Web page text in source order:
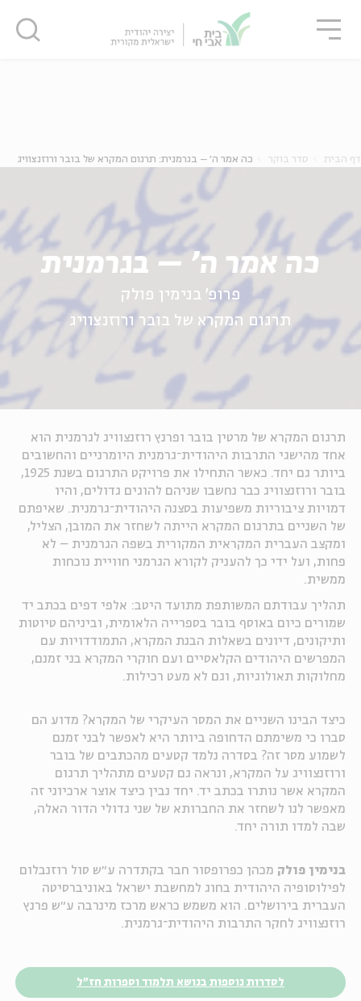
דף הבית
סדר בוקר כה אמר ה׳ – בגרמנית: תרגום המקרא של בובר ורוזנצוויג
כה אמר ה׳ – בגרמנית
פרופ' בנימין פולק
תרגום המקרא של בובר ורוזנצוויג
תרגום המקרא של מרטין בובר ופרנץ רוזנצוויג לגרמנית הוא
אחד מהישגי התרבות היהודית־גרמנית היומרניים והחשובים
ביותר גם יחד. כאשר התחילו את פרויקט התרגום בשנת 1925,
בובר ורוזנצוויג כבר נחשבו שניהם להוגים גדולים, והיו
דמויות ציבוריות משפיעות בסצנה היהודית־גרמנית. שאיפתם
של השניים בתרגום המקרא הייתה לשחזר את המובן, הצליל,
ומקצב העברית המקראית המקורית בשפה הגרמנית – לא
פחות, ועל ידי כך להעניק לקורא הגרמני חוויית נוכחות
ממשית.
תהליך עבודתם המשותפת מתועד היטב: אלפי דפים בכתב יד
שמורים כיום באוסף בובר בספרייה הלאומית, וביניהם טיוטות
ותיקונים, דיונים בשאלות הבנת המקרא, התמודדויות עם
המפרשים היהודים הקלאסיים ועם חוקרי המקרא בני זמנם,
מחלוקות תאולוגיות, וגם לא מעט רכילות.
כיצד הבינו השניים את המסר העיקרי של המקרא? מדוע הם
סברו כי משימתם הדחופה ביותר היא לאפשר לבני זמנם
לשמוע מסר זה? בסדרה נלמד קטעים מהכתבים של בובר
ורוזנצוויג על המקרא, ונראה גם קטעים מתהליך תרגום
המקרא אשר נותרו בכתב יד. יחד נבין כיצד אוצר ארכיוני זה
מאפשר לנו לשחזר את החברותא של שני גדולי הדור האלה,
שבה למדו תורה יחד.
בנימין פולק מכהן כפרופסור חבר בקתדרה ע״ש סול רוזנבלום
לפילוסופיה היהודית בחוג למחשבת ישראל באוניברסיטה
העברית בירושלים. הוא משמש כראש מרכז מינרבה ע״ש פרנץ
רוזנצוויג לחקר התרבות היהודית־גרמנית.
לסדרות נוספות בנושא תלמוד וספרות חז"ל
סגור